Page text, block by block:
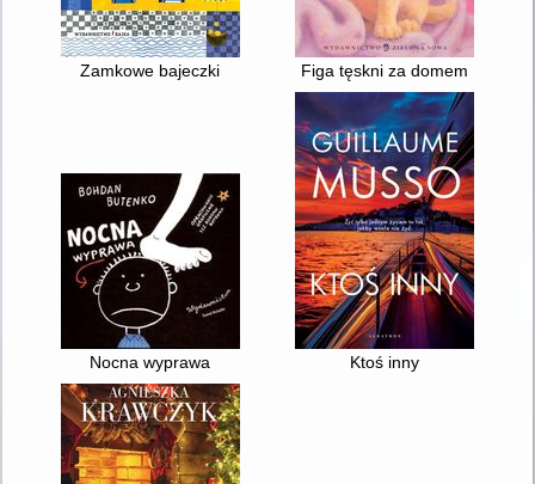
Zamkowe bajeczki Figa tęskni za domem
Nocna wyprawa Ktoś inny